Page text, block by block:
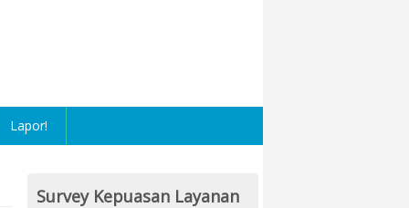
Lapor!
Survey Kepuasan Layanan